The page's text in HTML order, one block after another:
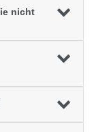
nicht